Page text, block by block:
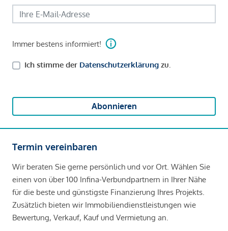
Immer bestens informiert!
Ich stimme der Datenschutzerklärung zu.
Abonnieren
Termin vereinbaren
Wir beraten Sie gerne persönlich und vor Ort. Wählen Sie
einen von über 100 Infina-Verbundpartnern in Ihrer Nähe
für die beste und günstigste Finanzierung Ihres Projekts.
Zusätzlich bieten wir Immobiliendienstleistungen wie
Bewertung, Verkauf, Kauf und Vermietung an.